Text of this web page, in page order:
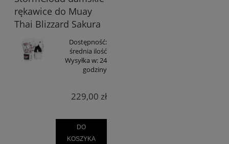
rękawice do Muay
Thai Blizzard Sakura
Dostępność:
średnia ilość
Wysyłka w:24
godziny
229,00 zł
DO
KOSZYKA